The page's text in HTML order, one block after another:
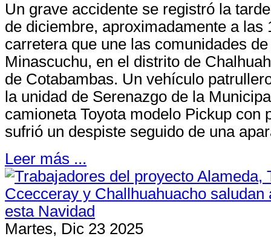
participación de...
Un grave accidente se registró la
de diciembre, aproximadamente a las
carretera que une las comunidades
Minascuchu, en el distrito de
de Cotabambas. Un vehículo
la unidad de Serenazgo de la
camioneta Toyota modelo Pickup con
sufrió un despiste seguido de una
Leer más ...
Martes, Dic 23 2025